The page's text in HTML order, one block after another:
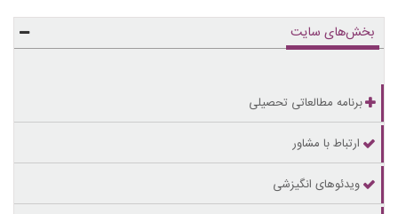
بخش‌های سایت
برنامه مطالعاتی تحصیلی
ارتباط با مشاور
ویدئوهای انگیزشی